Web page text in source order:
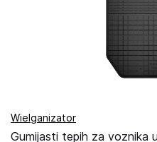
Wielganizator
Gumijasti tepih za voznika